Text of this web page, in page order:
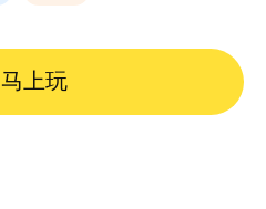
马上玩